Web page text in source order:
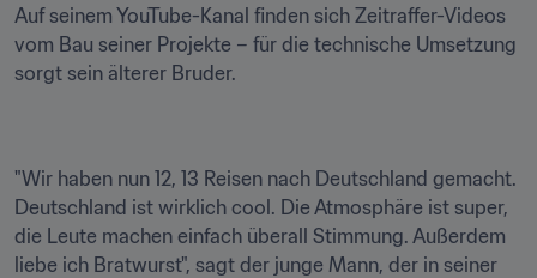
Auf seinem YouTube-Kanal finden sich Zeitraffer-Videos
vom Bau seiner Projekte – für die technische Umsetzung
sorgt sein älterer Bruder.
"Wir haben nun 12, 13 Reisen nach Deutschland gemacht.
Deutschland ist wirklich cool. Die Atmosphäre ist super,
die Leute machen einfach überall Stimmung. Außerdem
liebe ich Bratwurst", sagt der junge Mann, der in seiner